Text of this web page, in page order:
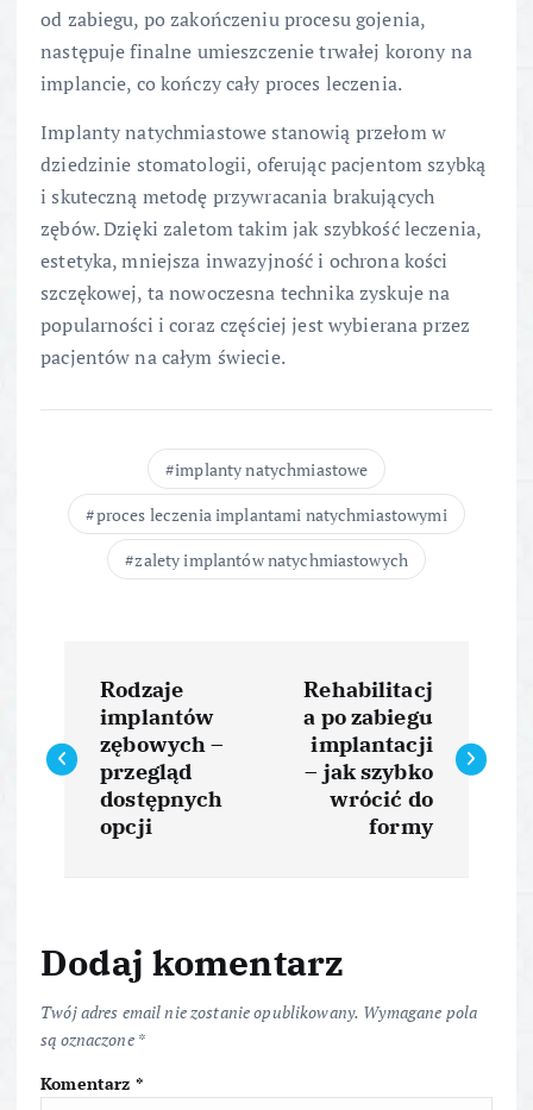
od zabiegu, po zakończeniu procesu gojenia,
następuje finalne umieszczenie trwałej korony na
implancie, co kończy cały proces leczenia.
Implanty natychmiastowe stanowią przełom w
dziedzinie stomatologii, oferując pacjentom szybką
i skuteczną metodę przywracania brakujących
zębów. Dzięki zaletom takim jak szybkość leczenia,
estetyka, mniejsza inwazyjność i ochrona kości
szczękowej, ta nowoczesna technika zyskuje na
popularności i coraz częściej jest wybierana przez
pacjentów na całym świecie.
implanty natychmiastowe
proces leczenia implantami natychmiastowymi
zalety implantów natychmiastowych
a
w
a
c
j
Rodzaje
implantów
zębowych –
przegląd
dostępnych
opcji
Rehabilitacj
a po zabiegu
implantacji
– jak szybko
wrócić do
formy
Dodaj komentarz
Twój adres email nie zostanie opublikowany. Wymagane pola
są oznaczone *
Komentarz *